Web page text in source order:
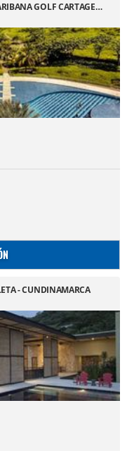
GOLF CARTAGE…
- CUNDINAMARCA